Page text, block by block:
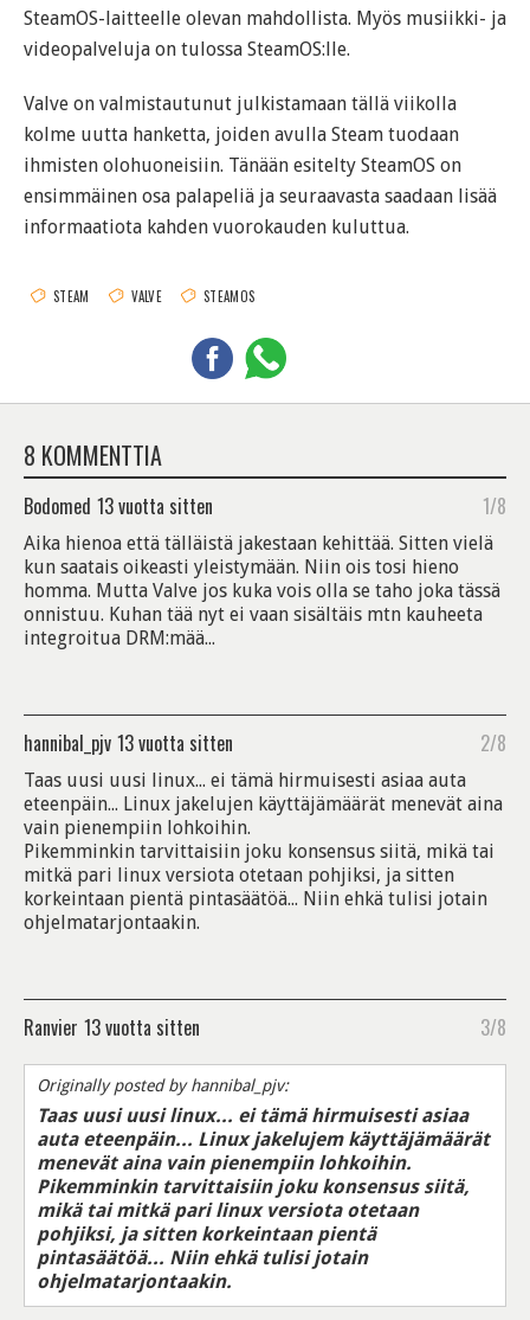
SteamOS-laitteelle olevan mahdollista. Myös musiikki- ja
videopalveluja on tulossa SteamOS:lle.
Valve on valmistautunut julkistamaan tällä viikolla
kolme uutta hanketta, joiden avulla Steam tuodaan
ihmisten olohuoneisiin. Tänään esitelty SteamOS on
ensimmäinen osa palapeliä ja seuraavasta saadaan lisää
informaatiota kahden vuorokauden kuluttua.
STEAM VALVE STEAMOS
8 KOMMENTTIA
Bodomed 13 vuotta sitten 1/8
Aika hienoa että tälläistä jakestaan kehittää. Sitten vielä
kun saatais oikeasti yleistymään. Niin ois tosi hieno
homma. Mutta Valve jos kuka vois olla se taho joka tässä
onnistuu. Kuhan tää nyt ei vaan sisältäis mtn kauheeta
integroitua DRM:mää...
hannibal_pjv 13 vuotta sitten 2/8
Taas uusi uusi linux... ei tämä hirmuisesti asiaa auta
eteenpäin... Linux jakelujen käyttäjämäärät menevät aina
vain pienempiin lohkoihin.
Pikemminkin tarvittaisiin joku konsensus siitä, mikä tai
mitkä pari linux versiota otetaan pohjiksi, ja sitten
korkeintaan pientä pintasäätöä... Niin ehkä tulisi jotain
ohjelmatarjontaakin.
Ranvier 13 vuotta sitten 3/8
Originally posted by hannibal_pjv:
Taas uusi uusi linux... ei tämä hirmuisesti asiaa
auta eteenpäin... Linux jakelujem käyttäjämäärät
menevät aina vain pienempiin lohkoihin.
Pikemminkin tarvittaisiin joku konsensus siitä,
mikä tai mitkä pari linux versiota otetaan
pohjiksi, ja sitten korkeintaan pientä
pintasäätöä... Niin ehkä tulisi jotain
ohjelmatarjontaakin.